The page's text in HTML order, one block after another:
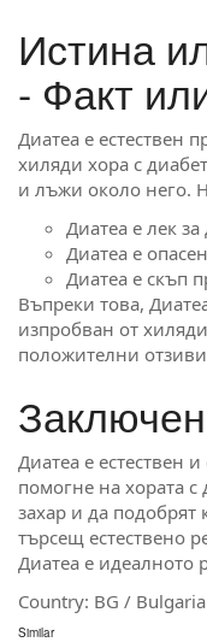
Истина
- Факт
Диатеа е естествен
хиляди хора с
и лъжи около него.
Диатеа е лек за
Диатеа е
Диатеа е скъп
Въпреки това,
изпробван от
положителни
Диатеа е естествен
помогне на хората с
захар и да подобрят
търсещ естествено
Диатеа е идеалното
Country: BG /
Similar